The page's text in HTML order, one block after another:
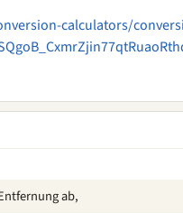
calculators/
ab,